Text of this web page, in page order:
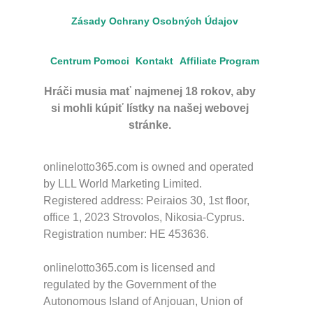
Zásady Ochrany Osobných Údajov
Centrum Pomoci Kontakt Affiliate Program
Hráči musia mať najmenej 18 rokov, aby
si mohli kúpiť lístky na našej webovej
stránke.
onlinelotto365.com is owned and operated
by LLL World Marketing Limited.
Registered address: Peiraios 30, 1st floor,
office 1, 2023 Strovolos, Nikosia-Cyprus.
Registration number: HE 453636.
onlinelotto365.com is licensed and
regulated by the Government of the
Autonomous Island of Anjouan, Union of